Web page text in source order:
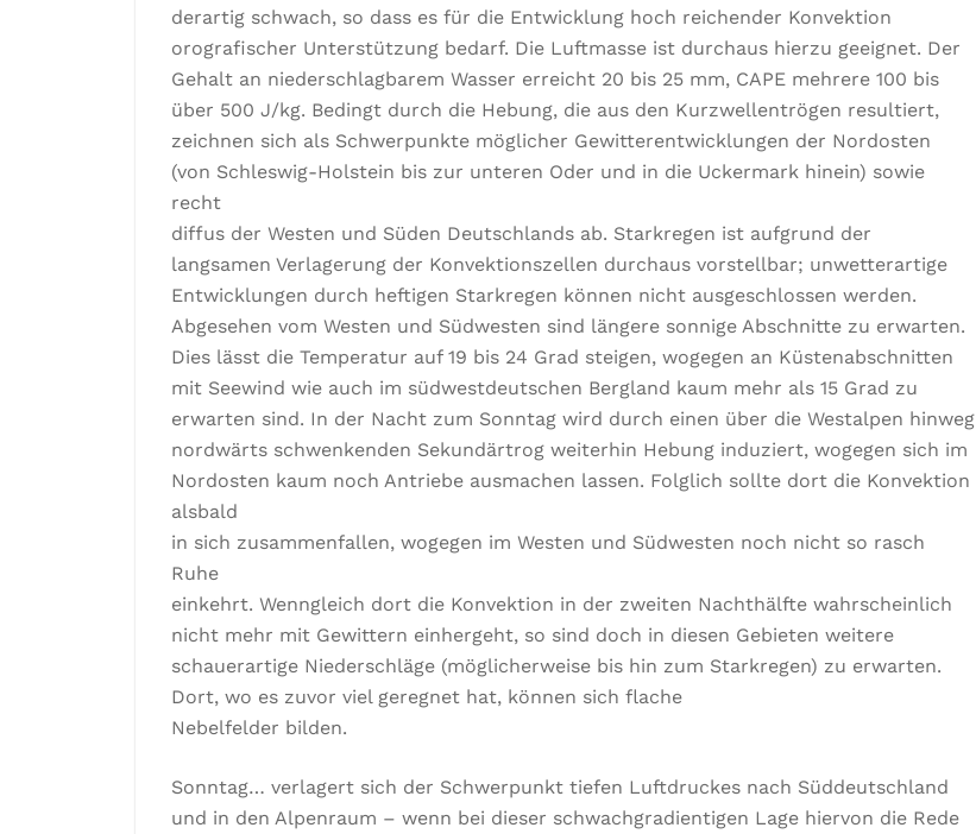
derartig schwach, so dass es für die Entwicklung hoch reichender Konvektion
orografischer Unterstützung bedarf. Die Luftmasse ist durchaus hierzu geeignet. Der
Gehalt an niederschlagbarem Wasser erreicht 20 bis 25 mm, CAPE mehrere 100 bis
über 500 J/kg. Bedingt durch die Hebung, die aus den Kurzwellentrögen resultiert,
zeichnen sich als Schwerpunkte möglicher Gewitterentwicklungen der Nordosten
(von Schleswig-Holstein bis zur unteren Oder und in die Uckermark hinein) sowie
recht
diffus der Westen und Süden Deutschlands ab. Starkregen ist aufgrund der
langsamen Verlagerung der Konvektionszellen durchaus vorstellbar; unwetterartige
Entwicklungen durch heftigen Starkregen können nicht ausgeschlossen werden.
Abgesehen vom Westen und Südwesten sind längere sonnige Abschnitte zu erwarten.
Dies lässt die Temperatur auf 19 bis 24 Grad steigen, wogegen an Küstenabschnitten
mit Seewind wie auch im südwestdeutschen Bergland kaum mehr als 15 Grad zu
erwarten sind. In der Nacht zum Sonntag wird durch einen über die Westalpen hinweg
nordwärts schwenkenden Sekundärtrog weiterhin Hebung induziert, wogegen sich im
Nordosten kaum noch Antriebe ausmachen lassen. Folglich sollte dort die Konvektion
alsbald
in sich zusammenfallen, wogegen im Westen und Südwesten noch nicht so rasch
Ruhe
einkehrt. Wenngleich dort die Konvektion in der zweiten Nachthälfte wahrscheinlich
nicht mehr mit Gewittern einhergeht, so sind doch in diesen Gebieten weitere
schauerartige Niederschläge (möglicherweise bis hin zum Starkregen) zu erwarten.
Dort, wo es zuvor viel geregnet hat, können sich flache
Nebelfelder bilden.
Sonntag… verlagert sich der Schwerpunkt tiefen Luftdruckes nach Süddeutschland
und in den Alpenraum – wenn bei dieser schwachgradientigen Lage hiervon die Rede